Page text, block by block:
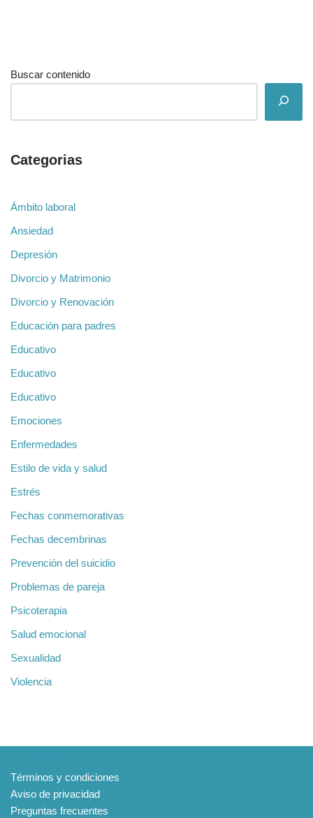
Buscar contenido
Categorias
Ámbito laboral
Ansiedad
Depresión
Divorcio y Matrimonio
Divorcio y Renovación
Educación para padres
Educativo
Educativo
Educativo
Emociones
Enfermedades
Estilo de vida y salud
Estrés
Fechas conmemorativas
Fechas decembrinas
Prevención del suicidio
Problemas de pareja
Psicoterapia
Salud emocional
Sexualidad
Violencia
Términos y condiciones
Aviso de privacidad
Preguntas frecuentes